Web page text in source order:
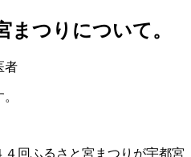
まつりについて。
者
回ふるさと宮まつりが宇都宮